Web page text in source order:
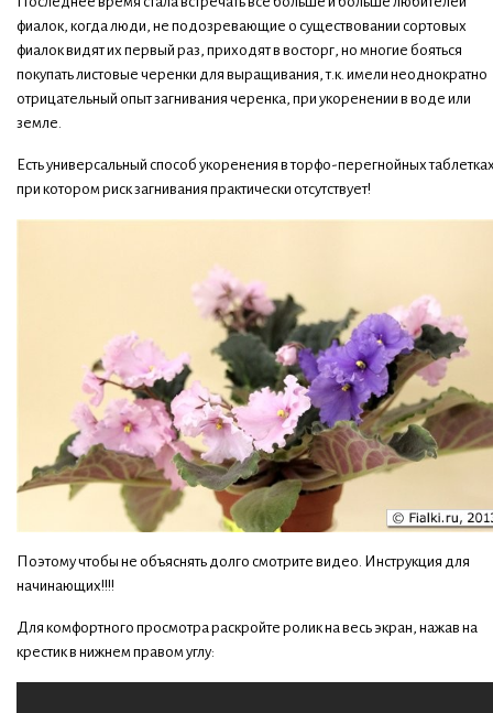
фиалок, когда люди, не подозревающие о существовании сортовых
фиалок видят их первый раз, приходят в восторг, но многие бояться
покупать листовые черенки для выращивания, т.к. имели неоднократно
отрицательный опыт загнивания черенка, при укоренении в воде или
земле.
Есть универсальный способ укоренения в торфо-перегнойных
при котором риск загнивания практически отсутствует!
Поэтому чтобы не объяснять долго смотрите видео. Инструкция для
начинающих!!!!
Для комфортного просмотра раскройте ролик на весь экран, нажав на
крестик в нижнем правом углу: